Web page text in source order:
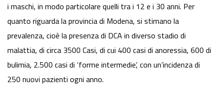
i maschi, in modo particolare quelli tra i 12 e i 30 anni. Per
quanto riguarda la provincia di Modena, si stimano la
prevalenza, cioè la presenza di DCA in diverso stadio di
malattia, di circa 3500 Casi, di cui 400 casi di anoressia, 600 di
bulimia, 2.500 casi di ‘forme intermedie’, con un’incidenza di
250 nuovi pazienti ogni anno.